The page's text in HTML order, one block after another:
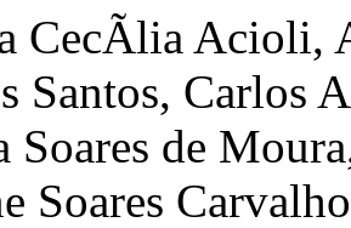
CecÃ­lia Acioli,
Santos, Carlos
Soares de
Soares